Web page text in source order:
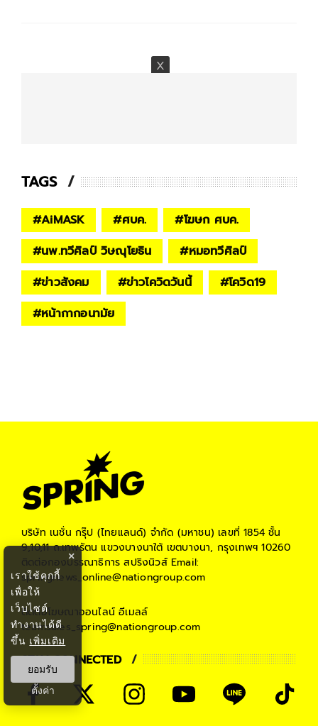
TAGS
#AiMASK #ศบค. #โฆษก ศบค.
#นพ.ทวีศิลป์ วิษณุโยธิน #หมอทวีศิลป์
#ข่าวสังคม #ข่าวโควิดวันนี้ #โควิด19
#หน้ากากอนามัย
บริษัท เนชั่น กรุ๊ป (ไทยแลนด์) จำกัด (มหาชน) เลขที่ 1854 ชั้น
9,10,11 ถ.เทพรัตน แขวงบางนาใต้ เขตบางนา, กรุงเทพฯ 10260
ติดต่อกองบรรณาธิการ สปริงนิวส์Email:
springnews_online@nationgroup.com
ติดต่อโฆษณาออนไลน์ อีเมลล์
teamsales_spring@nationgroup.com
STAY CONNECTED
×
เราใช้คุกกี้
เพื่อให้
เว็บไซต์
ทำงานได้ดี
ขึ้น เพิ่มเติม
ยอมรับ
ตั้งค่า